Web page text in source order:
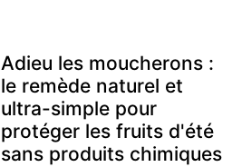
Adieu les moucherons :
le remède naturel et
ultra-simple pour
protéger les fruits d'été
sans produits chimiques